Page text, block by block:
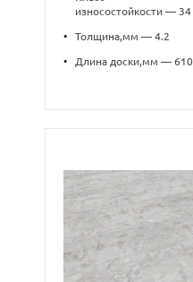
износостойкости — 34
• Толщина,мм — 4.2
• Длина доски,мм — 610